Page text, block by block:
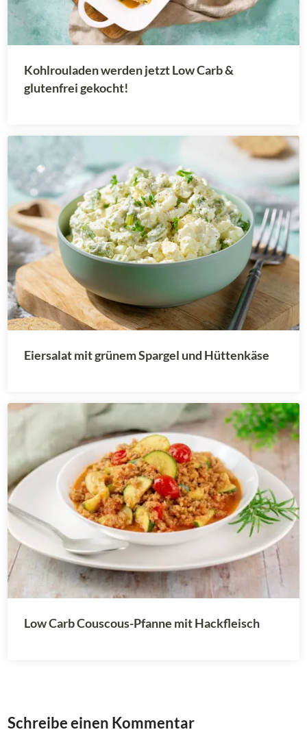
Kohlrouladen werden jetzt Low Carb &
glutenfrei gekocht!
Eiersalat mit grünem Spargel und Hüttenkäse
Low Carb Couscous-Pfanne mit Hackfleisch
Schreibe einen Kommentar